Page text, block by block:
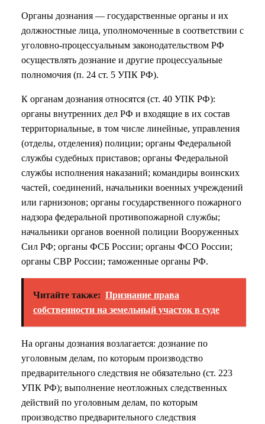
Органы дознания — государственные органы и их
должностные лица, уполномоченные в соответствии с
уголовно-процессуальным законодательством РФ
осуществлять дознание и другие процессуальные
полномочия (п. 24 ст. 5 УПК РФ).
К органам дознания относятся (ст. 40 УПК РФ):
органы внутренних дел РФ и входящие в их состав
территориальные, в том числе линейные, управления
(отделы, отделения) полиции; органы Федеральной
службы судебных приставов; органы Федеральной
службы исполнения наказаний; командиры воинских
частей, соединений, начальники военных учреждений
или гарнизонов; органы государственного пожарного
надзора федеральной противопожарной службы;
начальники органов военной полиции Вооруженных
Сил РФ; органы ФСБ России; органы ФСО России;
органы СВР России; таможенные органы РФ.
Читайте также: Признание права
собственности на земельный участок в суде
На органы дознания возлагается: дознание по
уголовным делам, по которым производство
предварительного следствия не обязательно (ст. 223
УПК РФ); выполнение неотложных следственных
действий по уголовным делам, по которым
производство предварительного следствия